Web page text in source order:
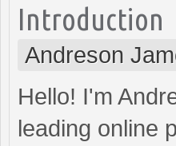
Introduction
Andreson
Hello! I'm
leading online